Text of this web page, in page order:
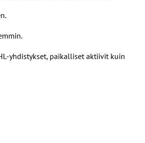
yhdistykset, paikalliset aktiivit kuin